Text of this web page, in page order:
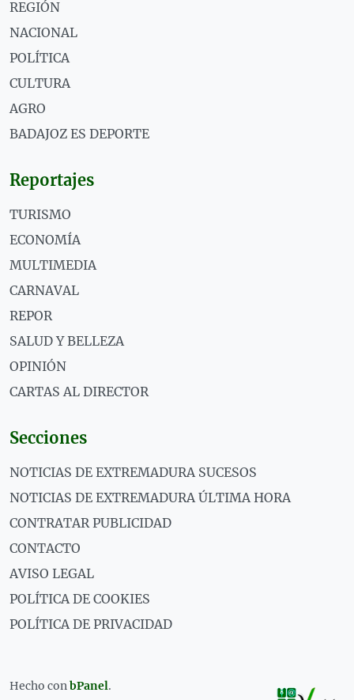
REGIÓN
NACIONAL
POLÍTICA
CULTURA
AGRO
BADAJOZ ES DEPORTE
Reportajes
TURISMO
ECONOMÍA
MULTIMEDIA
CARNAVAL
REPOR
SALUD Y BELLEZA
OPINIÓN
CARTAS AL DIRECTOR
Secciones
NOTICIAS DE EXTREMADURA SUCESOS
NOTICIAS DE EXTREMADURA ÚLTIMA HORA
CONTRATAR PUBLICIDAD
CONTACTO
AVISO LEGAL
POLÍTICA DE COOKIES
POLÍTICA DE PRIVACIDAD
Hecho conbPanel.